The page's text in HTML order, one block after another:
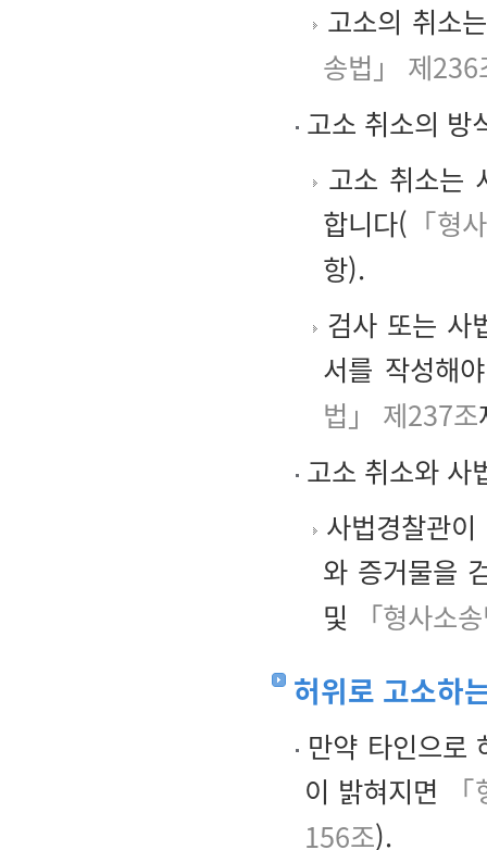
고소의 취소
송법」 제236
고소 취소의 방
고소 취소는
합니다( 「형
항).
검사 또는 사
서를 작성해
법」 제237조
고소 취소와 사
사법경찰관
와 증거물을
및
「형사소
허위로 고소하
만약 타인으로
이 밝혀지면
156조).